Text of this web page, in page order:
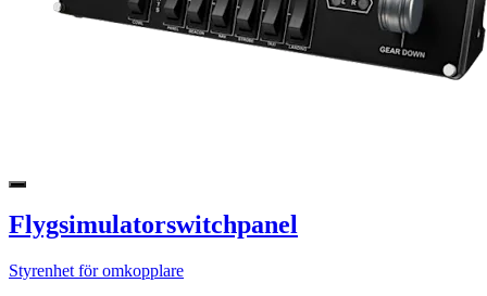
Flygsimulatorswitchpanel
Styrenhet för omkopplare